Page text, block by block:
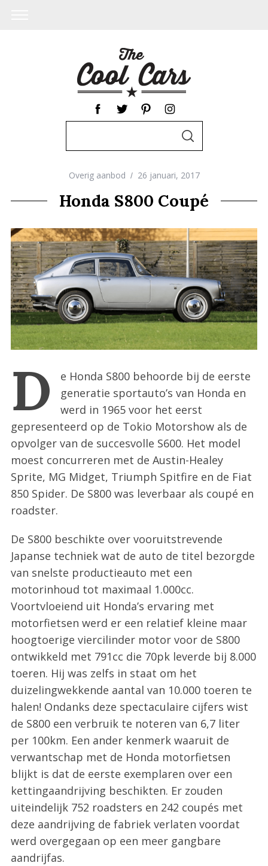
r
c
f
o
r
:
S
E
C
H
Overig aanbod 26 januari, 2017
Honda S800 Coupé
D
e Honda S800 behoorde bij de eerste
generatie sportauto’s van Honda en
werd in 1965 voor het eerst
gepresenteerd op de Tokio Motorshow als de
opvolger van de succesvolle S600. Het model
moest concurreren met de Austin-Healey
Sprite, MG Midget, Triumph Spitfire en de Fiat
850 Spider. De S800 was leverbaar als coupé en
roadster.
De S800 beschikte over vooruitstrevende
Japanse techniek wat de auto de titel bezorgde
van snelste productieauto met een
motorinhoud tot maximaal 1.000cc.
Voortvloeiend uit Honda’s ervaring met
motorfietsen werd er een relatief kleine maar
hoogtoerige viercilinder motor voor de S800
ontwikkeld met 791cc die 70pk leverde bij 8.000
toeren. Hij was zelfs in staat om het
duizelingwekkende aantal van 10.000 toeren te
halen! Ondanks deze spectaculaire cijfers wist
de S800 een verbruik te noteren van 6,7 liter
per 100km. Een ander kenmerk waaruit de
verwantschap met de Honda motorfietsen
blijkt is dat de eerste exemplaren over een
kettingaandrijving beschikten. Er zouden
uiteindelijk 752 roadsters en 242 coupés met
deze aandrijving de fabriek verlaten voordat
werd overgegaan op een meer gangbare
aandrijfas.